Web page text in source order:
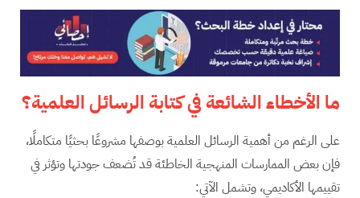
ما الأخطاء الشائعة في كتابة الرسائل العلمية؟
على الرغم من أهمية الرسائل العلمية بوصفها مشروعًا بحثيًا متكاملًا،
فإن بعض الممارسات المنهجية الخاطئة قد تُضعف جودتها وتؤثر في
تقييمها الأكاديمي، وتشمل الآتي: